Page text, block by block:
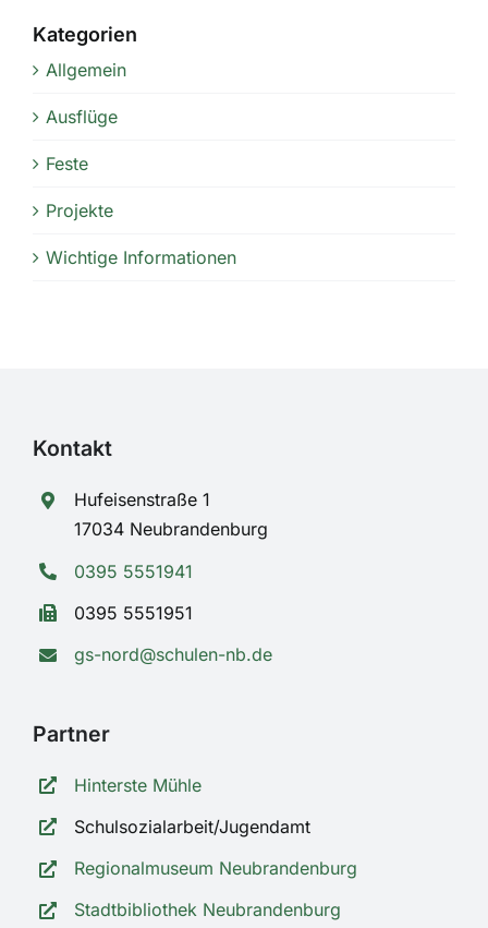
Kategorien
Allgemein
Ausflüge
Feste
Projekte
Wichtige Informationen
Kontakt
Hufeisenstraße 1
17034 Neubrandenburg
0395 5551941
0395 5551951
gs-nord@schulen-nb.de
Partner
Hinterste Mühle
Schulsozialarbeit/Jugendamt
Regionalmuseum Neubrandenburg
Stadtbibliothek Neubrandenburg